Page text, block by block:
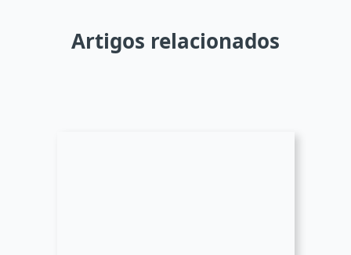
Artigos relacionados